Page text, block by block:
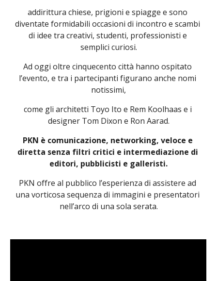
addirittura chiese, prigioni e spiagge e sono
diventate formidabili occasioni di incontro e scambi
di idee tra creativi, studenti, professionisti e
semplici curiosi.
Ad oggi oltre cinquecento città hanno ospitato
l’evento, e tra i partecipanti figurano anche nomi
notissimi,
come gli architetti Toyo Ito e Rem Koolhaas e i
designer Tom Dixon e Ron Aarad.
PKN è comunicazione, networking, veloce e
diretta senza filtri critici e intermediazione di
editori, pubblicisti e galleristi.
PKN offre al pubblico l’esperienza di assistere ad
una vorticosa sequenza di immagini e presentatori
nell’arco di una sola serata.